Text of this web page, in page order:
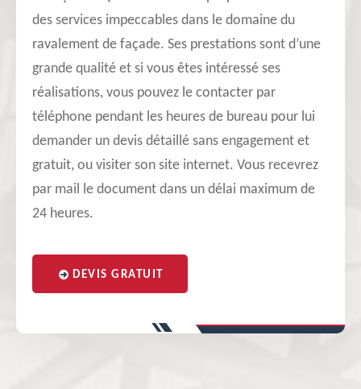
des services impeccables dans le domaine du
ravalement de façade. Ses prestations sont d’une
grande qualité et si vous êtes intéressé ses
réalisations, vous pouvez le contacter par
téléphone pendant les heures de bureau pour lui
demander un devis détaillé sans engagement et
gratuit, ou visiter son site internet. Vous recevrez
par mail le document dans un délai maximum de
24 heures.
DEVIS GRATUIT